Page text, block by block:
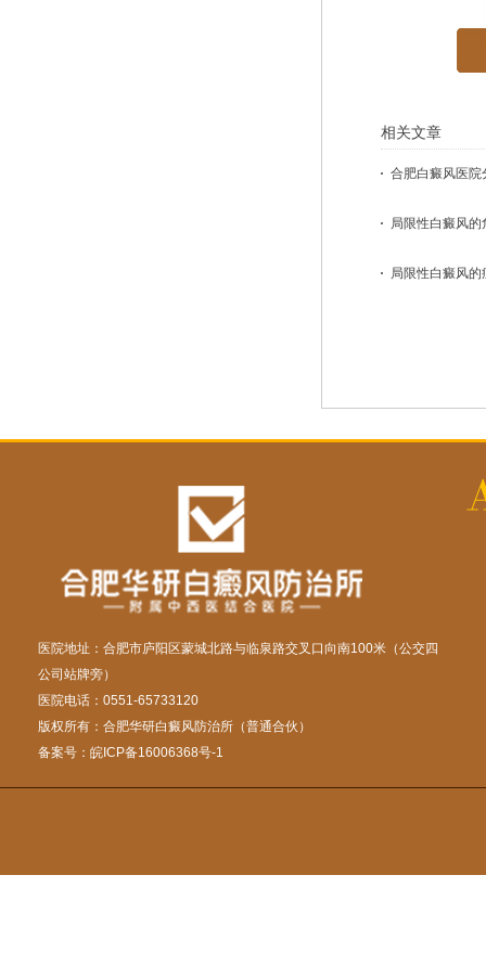
相关文章
合肥白癜风医院
局限性白癜风
局限性白癜风
医院地址：合肥市庐阳区蒙城北路与临泉路交叉口向南100米（公交四
公司站牌旁）
医院电话：0551-65733120
版权所有：合肥华研白癜风防治所（普通合伙）
备案号： 皖ICP备16006368号-1